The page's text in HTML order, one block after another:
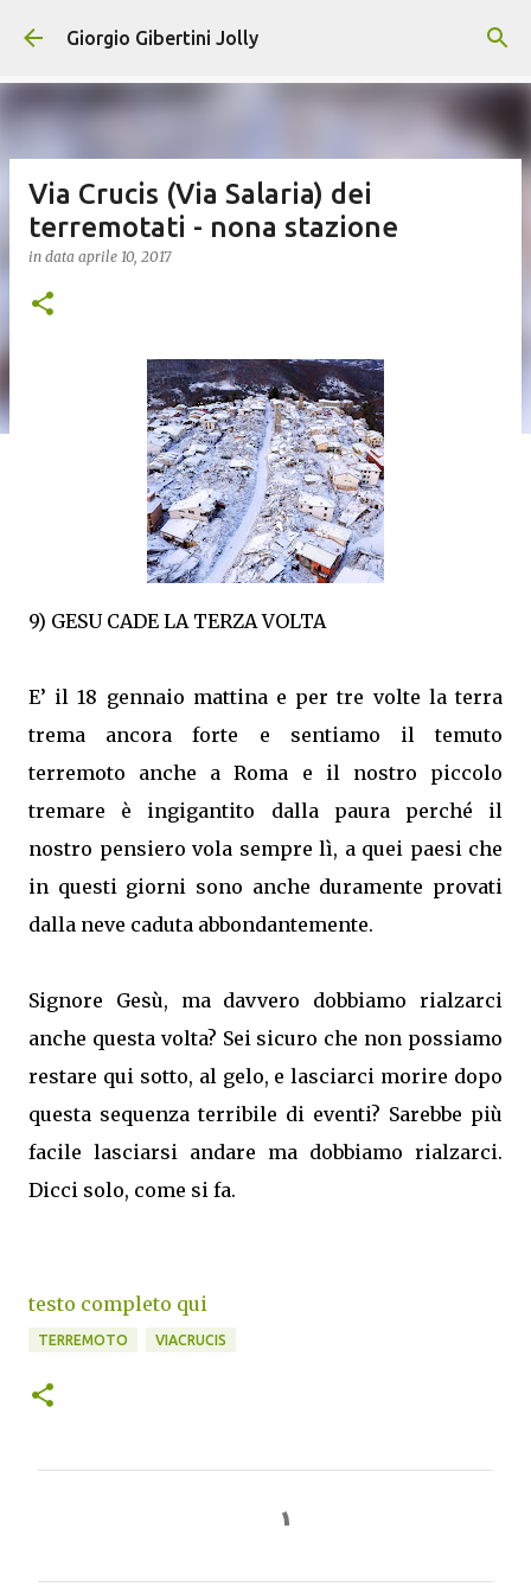
Passa ai contenuti principali
Giorgio Gibertini Jolly
Via Crucis (Via Salaria) dei
terremotati - nona stazione
in data aprile 10, 2017
9) GESU CADE LA TERZA VOLTA
E’ il 18 gennaio mattina e per tre volte la terra
trema ancora forte e sentiamo il temuto
terremoto anche a Roma e il nostro piccolo
tremare è ingigantito dalla paura perché il
nostro pensiero vola sempre lì, a quei paesi che
in questi giorni sono anche duramente provati
dalla neve caduta abbondantemente.
Signore Gesù, ma davvero dobbiamo rialzarci
anche questa volta? Sei sicuro che non possiamo
restare qui sotto, al gelo, e lasciarci morire dopo
questa sequenza terribile di eventi? Sarebbe più
facile lasciarsi andare ma dobbiamo rialzarci.
Dicci solo, come si fa.
testo completo qui
TERREMOTO VIACRUCIS